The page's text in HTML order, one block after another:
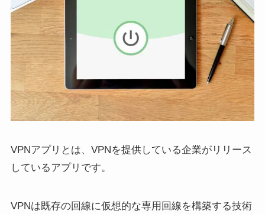
VPNアプリとは、VPNを提供している企業がリリース
しているアプリです。
VPNは既存の回線に仮想的な専用回線を構築する技術